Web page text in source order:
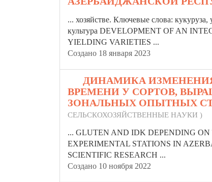
... хозяйстве. Ключевые слова:
культура DEVELOPMENT OF AN
YIELDING VARIETIES ...
Создано 18 января 2023
ДИНАМИКА
ВРЕМЕНИ У СОРТОВ,
ЗОНАЛЬНЫХ ОПЫТНЫХ
СЕЛЬСКОХОЗЯЙСТВЕННЫЕ НАУКИ )
... GLUTEN AND IDK DEPENDING
EXPERIMENTAL STATIONS IN
SCIENTIFIC RESEARCH ...
Создано 10 ноября 2022